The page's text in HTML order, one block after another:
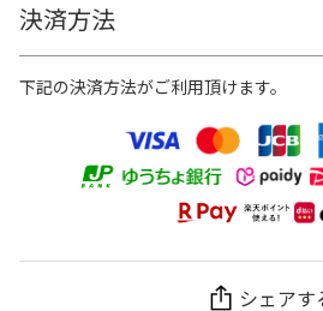
決済方法
下記の決済方法がご利用頂けます。
シェアす